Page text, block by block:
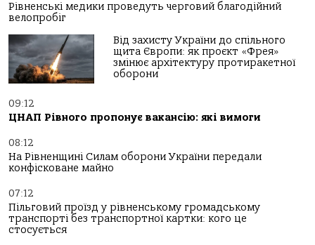
Рівненські медики проведуть черговий благодійний
велопробіг
Від захисту України до спільного
щита Європи: як проєкт «Фрея»
змінює архітектуру протиракетної
оборони
09:12
ЦНАП Рівного пропонує вакансію: які вимоги
08:12
На Рівненщині Силам оборони України передали
конфісковане майно
07:12
Пільговий проїзд у рівненському громадському
транспорті без транспортної картки: кого це
стосується